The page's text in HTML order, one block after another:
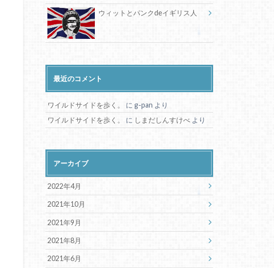
ウィットとパンクdeイギリス人
最近のコメント
ワイルドサイドを歩く。 にg-pan より
ワイルドサイドを歩く。
に しまだしんすけべ より
アーカイブ
2022年4月
2021年10月
2021年9月
2021年8月
2021年6月